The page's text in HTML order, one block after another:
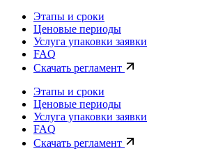
Этапы и сроки
Ценовые периоды
Услуга упаковки заявки
FAQ
Скачать регламент
Этапы и сроки
Ценовые периоды
Услуга упаковки заявки
FAQ
Скачать регламент